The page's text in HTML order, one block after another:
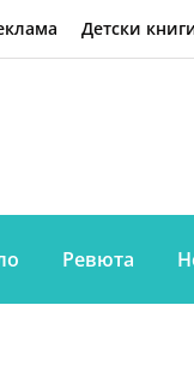
Детски
Ревюта